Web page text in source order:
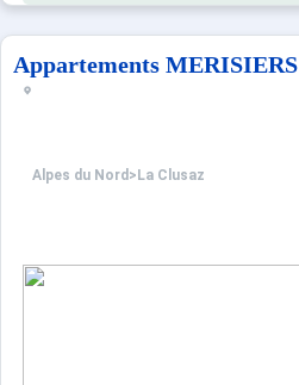
Appartements MERISIERS
Alpes du Nord > La Clusaz